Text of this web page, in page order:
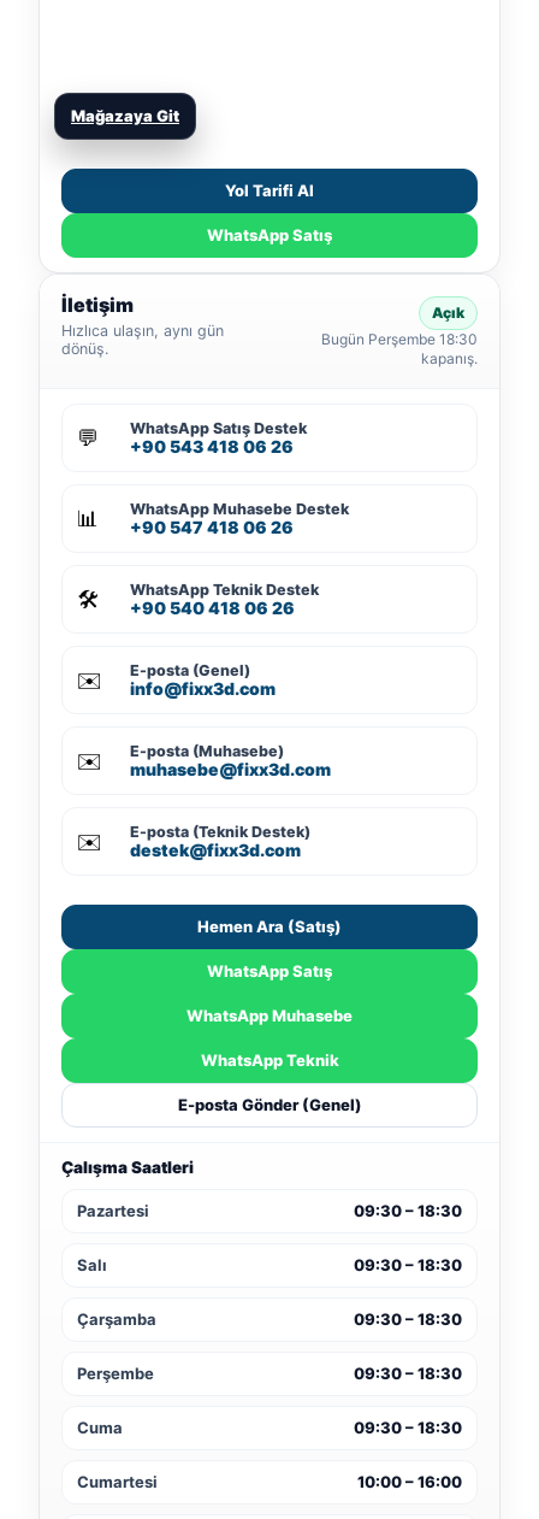
Mağazaya Git
Yol Tarifi Al
WhatsApp Satış
İletişim
Hızlıca ulaşın, aynı gün
dönüş.
Açık
Bugün Perşembe 18:30
kapanış.
💬 WhatsApp Satış Destek
+90 543 418 06 26
📊 WhatsApp Muhasebe Destek
+90 547 418 06 26
🛠️ WhatsApp Teknik Destek
+90 540 418 06 26
✉️ E-posta (Genel)
info@fixx3d.com
✉️ E-posta (Muhasebe)
muhasebe@fixx3d.com
✉️ E-posta (Teknik Destek)
destek@fixx3d.com
Hemen Ara (Satış)
WhatsApp Satış
WhatsApp Muhasebe
WhatsApp Teknik
E-posta Gönder (Genel)
Çalışma Saatleri
Pazartesi 09:30 – 18:30
Salı 09:30 – 18:30
Çarşamba 09:30 – 18:30
Perşembe 09:30 – 18:30
Cuma 09:30 – 18:30
Cumartesi 10:00 – 16:00